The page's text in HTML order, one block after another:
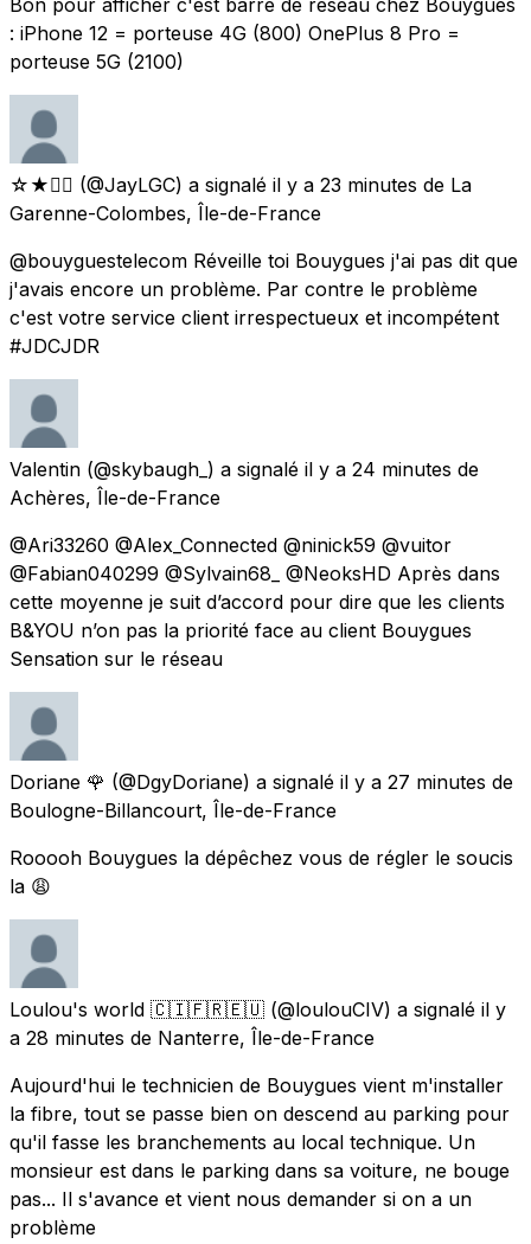
: iPhone 12 = porteuse 4G (800) OnePlus 8 Pro =
porteuse 5G (2100)
☆★🏳️‍🌈 (@JayLGC) a signalé il y a 23 minutes de La
Garenne-Colombes, Île-de-France
@bouyguestelecom Réveille toi Bouygues j'ai pas dit que
j'avais encore un problème. Par contre le problème
c'est votre service client irrespectueux et incompétent
#JDCJDR
Valentin (@skybaugh_) a signalé il y a 24 minutes de
Achères, Île-de-France
@Ari33260 @Alex_Connected @ninick59 @vuitor
@Fabian040299 @Sylvain68_ @NeoksHD Après dans
cette moyenne je suit d’accord pour dire que les clients
B&YOU n’on pas la priorité face au client Bouygues
Sensation sur le réseau
Doriane 🌹 (@DgyDoriane) a signalé il y a 27 minutes de
Boulogne-Billancourt, Île-de-France
Rooooh Bouygues la dépêchez vous de régler le soucis
la 😩
Loulou's world 🇨🇮🇫🇷🇪🇺 (@loulouCIV) a signalé il y
a 28 minutes de Nanterre, Île-de-France
Aujourd'hui le technicien de Bouygues vient m'installer
la fibre, tout se passe bien on descend au parking pour
qu'il fasse les branchements au local technique. Un
monsieur est dans le parking dans sa voiture, ne bouge
pas... Il s'avance et vient nous demander si on a un
problème